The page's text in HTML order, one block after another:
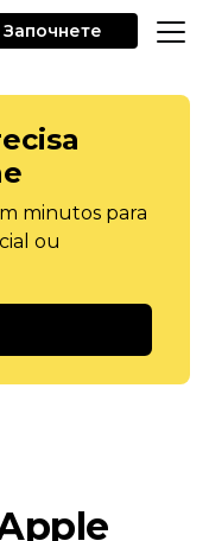
Започнете
minutos para
ou